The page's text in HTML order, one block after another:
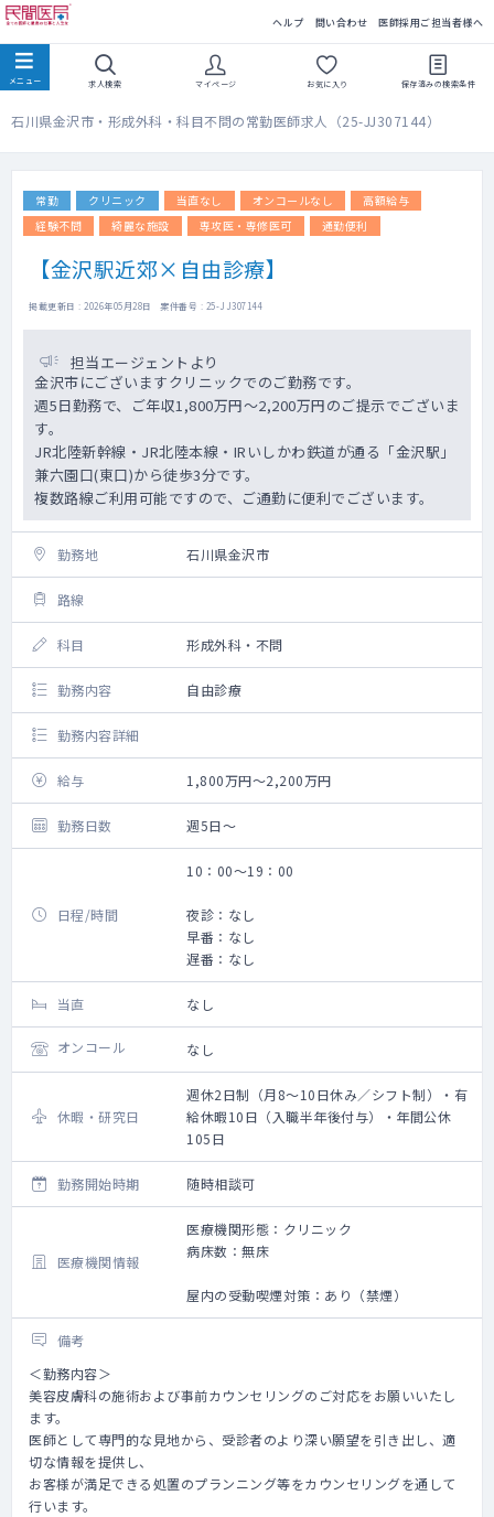
ヘルプ 問い合わせ 医師採用ご担当者様へ
求人検索 マイページ お気に入り 保存済みの検索条件
石川県金沢市・形成外科・科目不問の常勤医師求人（25-JJ307144）
常勤 クリニック 当直なし オンコールなし
高額給与
経験不問
綺麗な施設 専攻医・専修医可 通勤便利
【金沢駅近郊×自由診療】
掲載更新日 : 2026年05月28日 案件番号 : 25-JJ307144
担当エージェントより
金沢市にございますクリニックでのご勤務です。
週5日勤務で、ご年収1,800万円～2,200万円のご提示でございま
す。
JR北陸新幹線・JR北陸本線・IRいしかわ鉄道が通る「金沢駅」
兼六園口(東口)から徒歩3分です。
複数路線ご利用可能ですので、ご通勤に便利でございます。
勤務地 石川県金沢市
路線
科目 形成外科・不問
勤務内容 自由診療
勤務内容詳細
給与 1,800万円～2,200万円
勤務日数 週5日～
日程/時間
10：00～19：00
夜診：なし
早番：なし
遅番：なし
当直 なし
オンコール なし
休暇・研究日
週休2日制（月8～10日休み／シフト制）・有
給休暇10日（入職半年後付与）・年間公休
105日
勤務開始時期 随時相談可
医療機関情報
医療機関形態：クリニック
病床数：無床
屋内の受動喫煙対策：あり（禁煙）
備考
＜勤務内容＞
美容皮膚科の施術および事前カウンセリングのご対応をお願いいたし
ます。
医師として専門的な見地から、受診者のより深い願望を引き出し、適
切な情報を提供し、
お客様が満足できる処置のプランニング等をカウンセリングを通して
行います。